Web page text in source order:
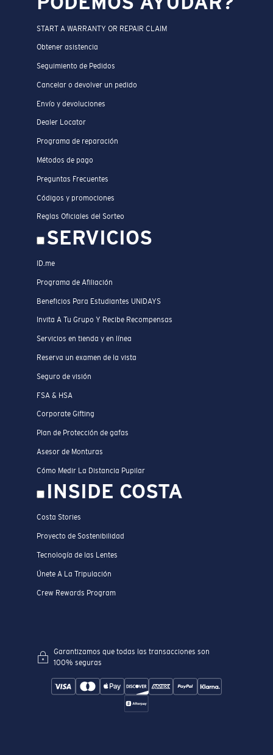
START A WARRANTY OR REPAIR CLAIM
Obtener asistencia
Seguimiento de Pedidos
Cancelar o devolver un pedido
Envío y devoluciones
Dealer Locator
Programa de reparación
Métodos de pago
Preguntas Frecuentes
Códigos y promociones
Reglas Oficiales del Sorteo
SERVICIOS
ID.me
Programa de Afiliación
Beneficios Para Estudiantes UNIDAYS
Invita A Tu Grupo Y Recibe Recompensas
Servicios en tienda y en línea
Reserva un examen de la vista
Seguro de visión
FSA & HSA
Corporate Gifting
Plan de Protección de gafas
Asesor de Monturas
Cómo Medir La Distancia Pupilar
INSIDE COSTA
Costa Stories
Proyecto de Sostenibilidad
Tecnología de las Lentes
Únete A La Tripulación
Crew Rewards Program
Garantizamos que todas las transacciones son
100% seguras